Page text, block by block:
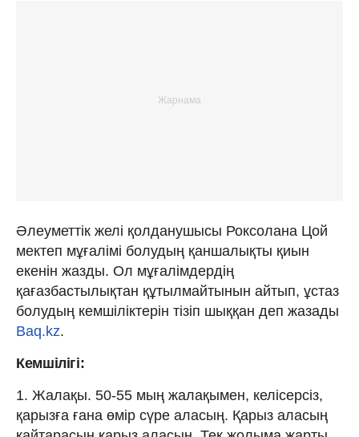
Әлеуметтік желі қолданушысы Роксолана Цой
мектеп мұғалімі болудың қаншалықты қиын
екенін жазды. Ол мұғалімдердің
қағазбастылықтан құтылмайтынын айтып, ұстаз
болудың кемшіліктерін тізіп шыққан деп жазады
Baq.kz.
Кемшілігі:
1. Жалақы. 50-55 мың жалақымен, келісерсіз,
қарызға ғана өмір сүре аласың. Қарыз аласың